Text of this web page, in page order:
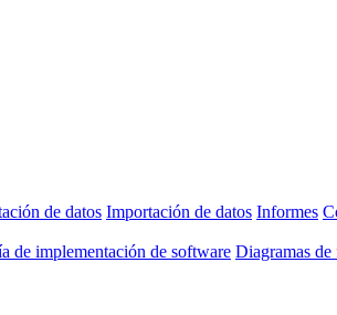
de datos Importación de datos Informes
de implementación de software Diagramas